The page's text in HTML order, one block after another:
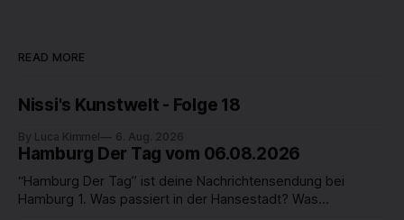
READ MORE
Nissi's Kunstwelt - Folge 18
By Luca Kimmel 6. Aug. 2026
Hamburg Der Tag vom 06.08.2026
“Hamburg Der Tag” ist deine Nachrichtensendung bei
Hamburg 1. Was passiert in der Hansestadt? Was